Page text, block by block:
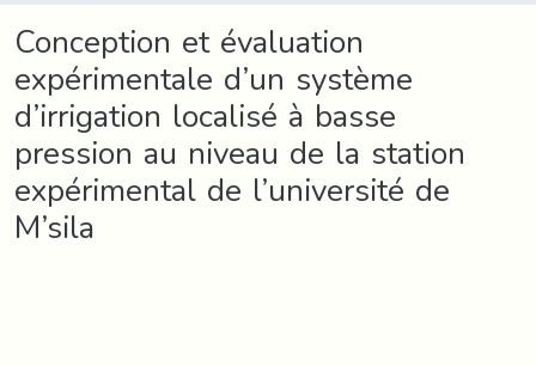
Conception et évaluation
expérimentale d’un système
d’irrigation localisé à basse
pression au niveau de la station
expérimental de l’université de
M’sila